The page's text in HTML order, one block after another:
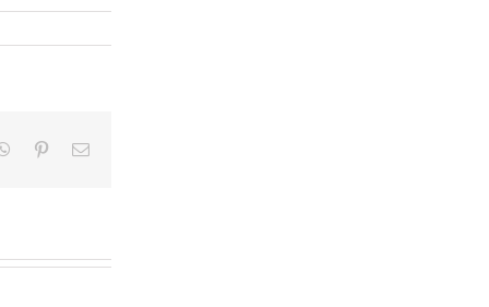
WhatsApp
PinterestCorreo